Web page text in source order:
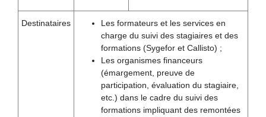
Destinataires
Les formateurs et les services en
charge du suivi des stagiaires et des
formations (Sygefor et Callisto) ;
Les organismes financeurs
(émargement, preuve de
participation, évaluation du stagiaire,
etc.) dans le cadre du suivi des
formations impliquant des remontées